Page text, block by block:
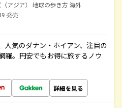
（アジア） 地球の歩き方 海外
発売
人気のダナン・ホイアン、注目の
羅。円安でもお得に旅するノウ
詳細を見る